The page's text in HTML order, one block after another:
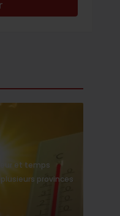
et temps
provinces